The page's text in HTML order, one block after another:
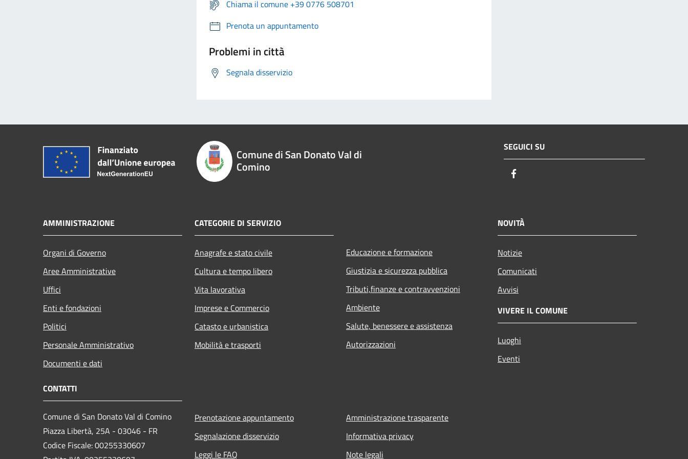
Chiama il comune +39 0776 508701
Prenota un appuntamento
Problemi in città
Segnala disservizio
Comune di San Donato Val di
Comino
SEGUICI SU
AMMINISTRAZIONE
Organi di Governo
Aree Amministrative
Uffici
Enti e fondazioni
Politici
Personale Amministrativo
Documenti e dati
CATEGORIE DI SERVIZIO
Anagrafe e stato civile
Cultura e tempo libero
Vita lavorativa
Imprese e Commercio
Catasto e urbanistica
Mobilità e trasporti
Educazione e formazione
Giustizia e sicurezza pubblica
Tributi,finanze e contravvenzioni
Ambiente
Salute, benessere e assistenza
Autorizzazioni
NOVITÀ
Notizie
Comunicati
Avvisi
VIVERE IL COMUNE
Luoghi
Eventi
CONTATTI
Comune di San Donato Val di Comino
Piazza Libertà, 25A - 03046 - FR
Codice Fiscale: 00255330607
Prenotazione appuntamento
Segnalazione disservizio
Leggi le FAQ
Amministrazione trasparente
Informativa privacy
Note legali